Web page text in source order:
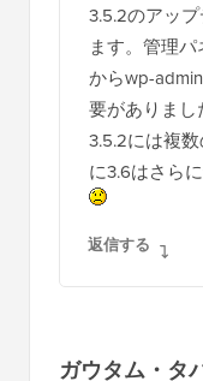
3.5.2のアッ
ます。管理
からwp-
要がありま
3.5.2には複
に3.6はさら
返信する
ガウタム・タ